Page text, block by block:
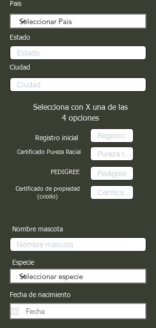
Pais
Estado
Ciudad
Registro inicial
Certificado Pureza Racial
PEDIGREE
Selecciona con X una de las
4 opciones
Certificado de propiedad
(criollo)
Nombre mascota
Especie
Fecha de nacimiento